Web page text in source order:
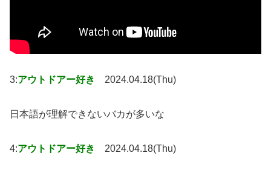
3:アウトドアー好き 2024.04.18(Thu)
日本語が理解できないバカが多いな
4:アウトドアー好き 2024.04.18(Thu)